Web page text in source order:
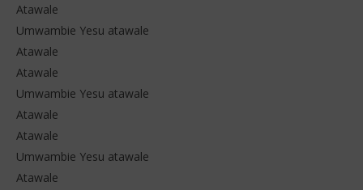
Atawale
Umwambie Yesu atawale
Atawale
Atawale
Umwambie Yesu atawale
Atawale
Atawale
Umwambie Yesu atawale
Atawale